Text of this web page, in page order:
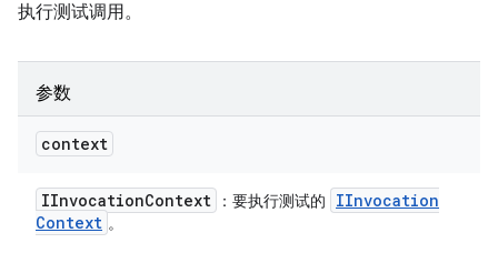
执行测试调用。
参数
context
IInvocationContext ：要执行测试的
IInvocation
Context 。